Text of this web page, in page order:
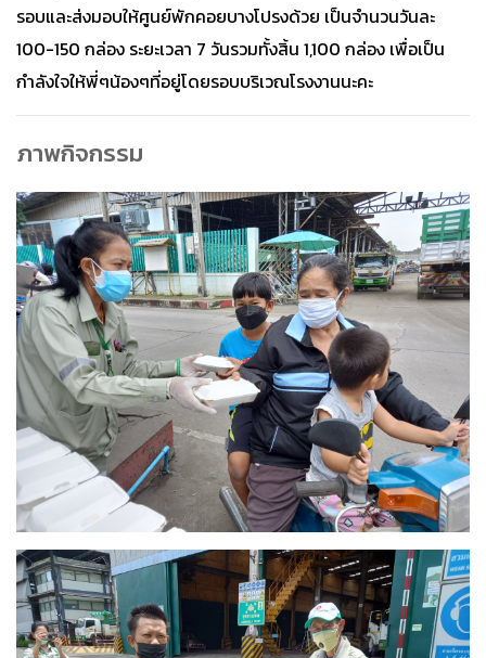
รอบและส่งมอบให้ศูนย์พักคอยบางโปรงด้วย เป็นจำนวนวันละ
100-150 กล่อง ระยะเวลา 7 วันรวมทั้งสิ้น 1,100 กล่อง เพื่อเป็น
กำลังใจให้พี่ๆน้องๆที่อยู่โดยรอบบริเวณโรงงานนะคะ
ภาพกิจกรรม